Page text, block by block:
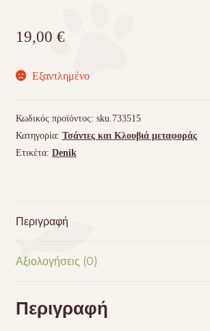
19,00 €
Εξαντλημένο
Κωδικός προϊόντος: sku.733515
Κατηγορία: Τσάντες και Κλουβιά μεταφοράς
Ετικέτα: Denik
Περιγραφή
Αξιολογήσεις (0)
Περιγραφή